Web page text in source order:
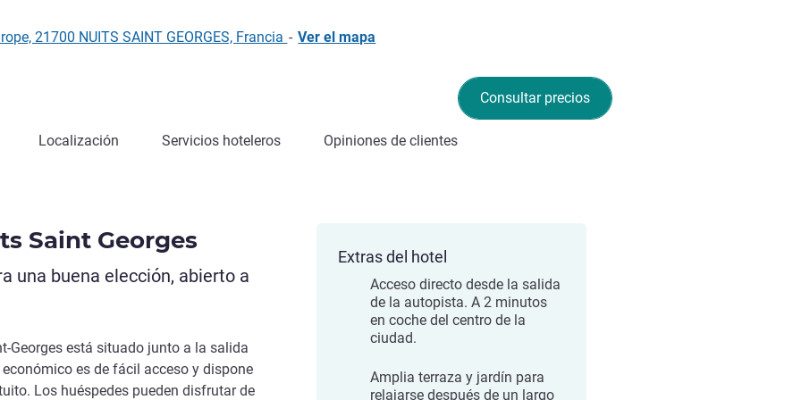
21700 NUITS SAINT GEORGES, Francia - Ver el mapa
Consultar precios
Localización Servicios hoteleros Opiniones de clientes
Saint Georges
una buena elección, abierto a
Georges está situado junto a la salida
es de fácil acceso y dispone
Los huéspedes pueden disfrutar de
Extras del hotel
Acceso directo desde la salida
de la autopista. A 2 minutos
en coche del centro de la
ciudad.
Amplia terraza y jardín para
relajarse después de un largo